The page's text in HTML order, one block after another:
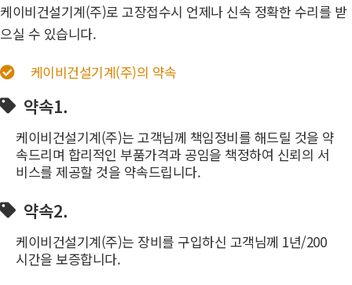
케이비건설기계(주)로 고장접수시 언제나 신속 정확한 수리를 받
으실 수 있습니다.
케이비건설기계(주)의 약속
약속1.
케이비건설기계(주)는 고객님께 책임정비를 해드릴 것을 약
속드리며 합리적인 부품가격과 공임을 책정하여 신뢰의 서
비스를 제공할 것을 약속드립니다.
약속2.
케이비건설기계(주)는 장비를 구입하신 고객님께 1년/200
시간을 보증합니다.